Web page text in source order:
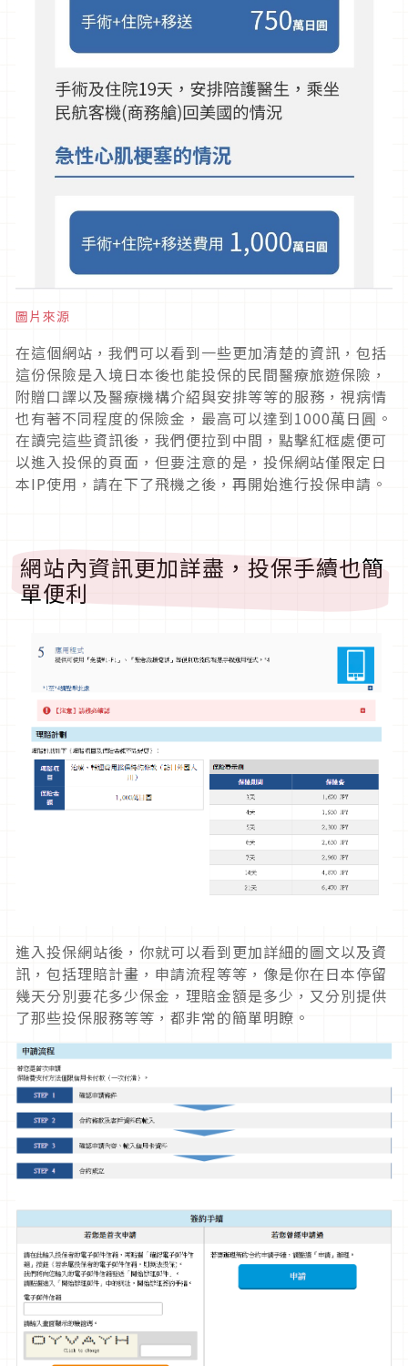
圖片來源
在這個網站，我們可以看到一些更加清楚的資訊，包括
這份保險是入境日本後也能投保的民間醫療旅遊保險，
附贈口譯以及醫療機構介紹與安排等等的服務，視病情
也有著不同程度的保險金，最高可以達到1000萬日圓。
在讀完這些資訊後，我們便拉到中間，點擊紅框處便可
以進入投保的頁面，但要注意的是，投保網站僅限定日
本IP使用，請在下了飛機之後，再開始進行投保申請。
網站內資訊更加詳盡，投保手續也簡
單便利
進入投保網站後，你就可以看到更加詳細的圖文以及資
訊，包括理賠計畫，申請流程等等，像是你在日本停留
幾天分別要花多少保金，理賠金額是多少，又分別提供
了那些投保服務等等，都非常的簡單明瞭。